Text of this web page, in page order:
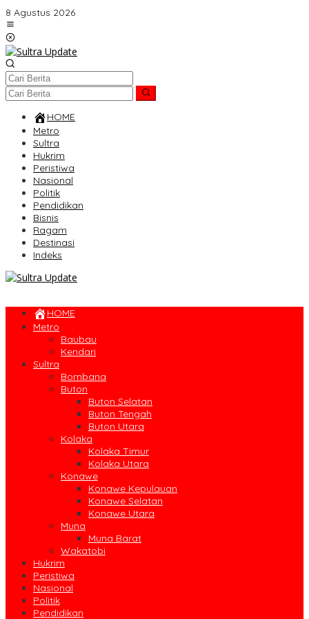
Lewati
ke
konten
8 Agustus 2026
HOME
Metro
Sultra
Hukrim
Peristiwa
Nasional
Politik
Pendidikan
Bisnis
Ragam
Destinasi
Indeks
HOME
Metro
Baubau
Kendari
Sultra
Bombana
Buton
Buton Selatan
Buton Tengah
Buton Utara
Kolaka
Kolaka Timur
Kolaka Utara
Konawe
Konawe Kepulauan
Konawe Selatan
Konawe Utara
Muna
Muna Barat
Wakatobi
Hukrim
Peristiwa
Nasional
Politik
Pendidikan